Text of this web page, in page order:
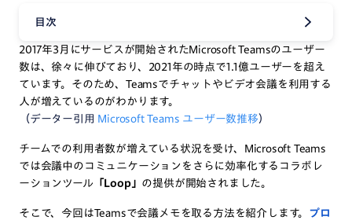
目次
2017年3月にサービスが開始されたMicrosoft Teamsのユーザー
数は、徐々に伸びており、2021年の時点で1.1億ユーザーを超え
ています。そのため、Teamsでチャットやビデオ会議を利用する
人が増えているのがわかります。
（データー引用 Microsoft Teams ユーザー数推移）
チームでの利用者数が増えている状況を受け、Microsoft Teams
では会議中のコミュニケーションをさらに効率化するコラボレ
ーションツール 「Loop」 の提供が開始されました。
そこで、今回はTeamsで会議メモを取る方法 を紹介します。 プロ